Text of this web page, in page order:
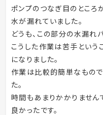
ポンプのつなぎ目のところ
水が漏れていました。
どうも、この部分の水漏れ
こうした作業は苦手という
になりました。
作業は比較的簡単なもので
た。
時間もあまりかかりません
良かったです。